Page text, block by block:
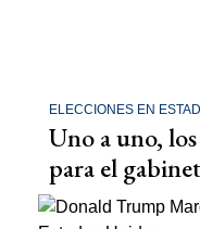
ELECCIONES EN
Uno a uno,
para el